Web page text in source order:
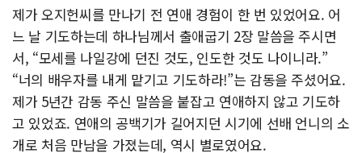
제가 오지헌씨를 만나기 전 연애 경험이 한 번 있었어요. 어
느 날 기도하는데 하나님께서 출애굽기 2장 말씀을 주시면
서, “모세를 나일강에 던진 것도, 인도한 것도 나이니라.”
“너의 배우자를 내게 맡기고 기도하라!”는 감동을 주셨어요.
제가 5년간 감동 주신 말씀을 붙잡고 연애하지 않고 기도하
고 있었죠. 연애의 공백기가 길어지던 시기에 선배 언니의 소
개로 처음 만남을 가졌는데, 역시 별로였어요.